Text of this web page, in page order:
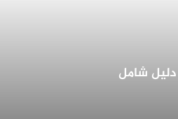
بمناسبة الولاية الجديدة